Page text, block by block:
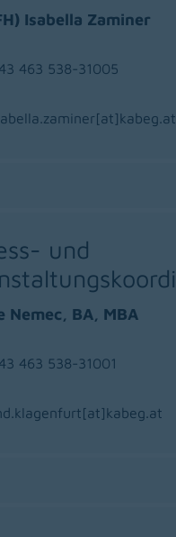
Isabella Zaminer
463 538-31005
at
und
Nemec, BA, MBA
463 538-31001
at